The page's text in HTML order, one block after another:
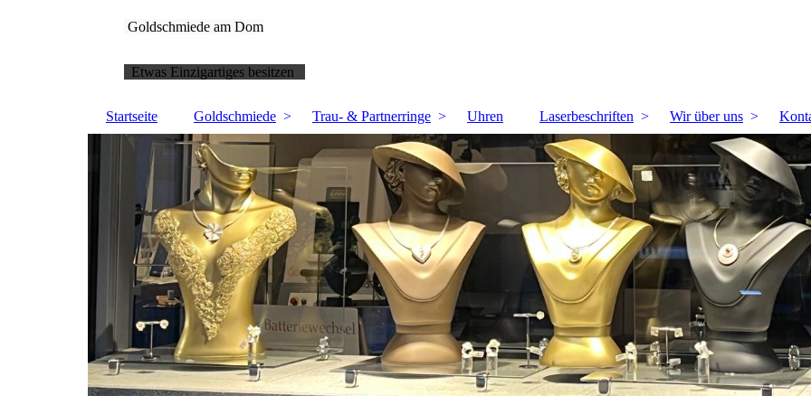
Goldschmiede am Dom
Etwas Einzigartiges besitzen
Startseite Goldschmiede Trau- & Partnerringe Uhren Laserbeschriften Wir über uns